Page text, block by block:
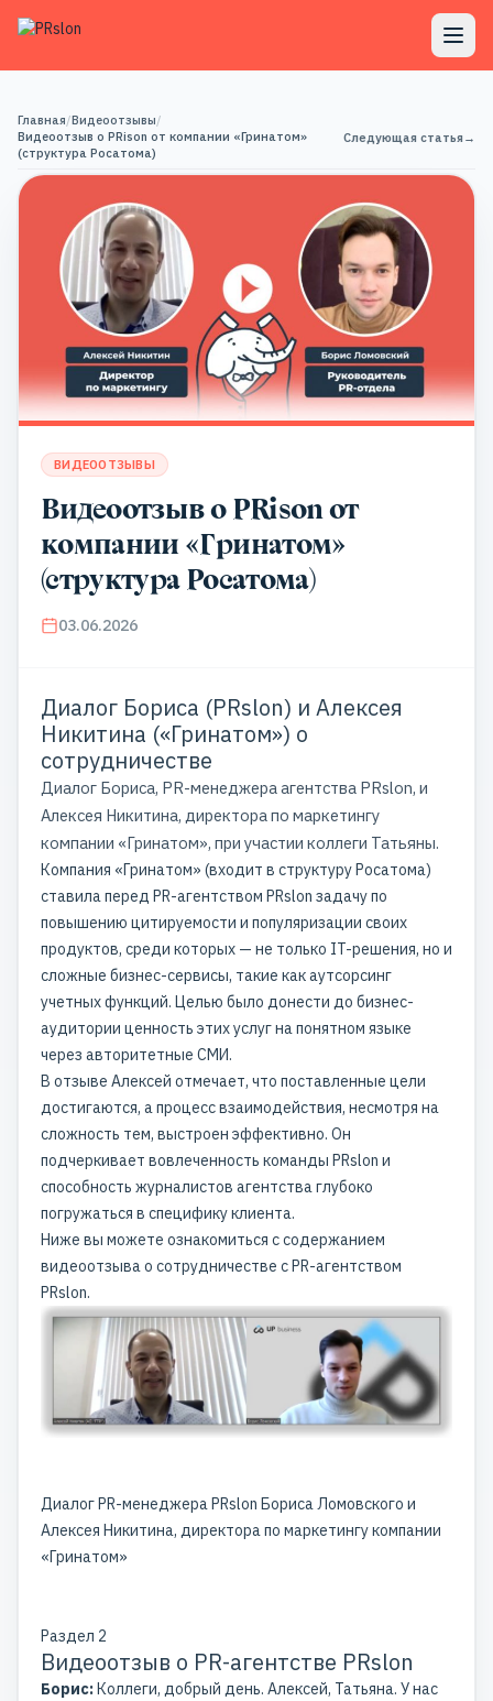
Главная/Видеоотзывы/
Видеоотзыв о PRison от компании «Гринатом»
(структура Росатома)
Следующая статья→
ВИДЕООТЗЫВЫ
Видеоотзыв о PRison от
компании «Гринатом»
(структура Росатома)
03.06.2026
Диалог Бориса (PRslon) и Алексея
Никитина («Гринатом») о
сотрудничестве
Диалог Бориса, PR-менеджера агентства PRslon, и
Алексея Никитина, директора по маркетингу
компании «Гринатом», при участии коллеги Татьяны.
Компания «Гринатом» (входит в структуру Росатома)
ставила перед PR-агентством PRslon задачу по
повышению цитируемости и популяризации своих
продуктов, среди которых — не только IT-решения, но и
сложные бизнес-сервисы, такие как аутсорсинг
учетных функций. Целью было донести до бизнес-
аудитории ценность этих услуг на понятном языке
через авторитетные СМИ.
В отзыве Алексей отмечает, что поставленные цели
достигаются, а процесс взаимодействия, несмотря на
сложность тем, выстроен эффективно. Он
подчеркивает вовлеченность команды PRslon и
способность журналистов агентства глубоко
погружаться в специфику клиента.
Ниже вы можете ознакомиться с содержанием
видеоотзыва о сотрудничестве с PR-агентством
PRslon.
Диалог PR-менеджера PRslon Бориса Ломовского и
Алексея Никитина, директора по маркетингу компании
«Гринатом»
Раздел 2
Видеоотзыв о PR-агентстве PRslon
Борис:Коллеги, добрый день. Алексей, Татьяна. У нас